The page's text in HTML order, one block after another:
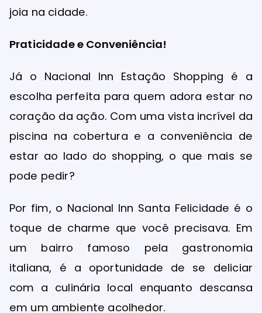
joia na cidade.
Praticidade e Conveniência!
Já o Nacional Inn Estação Shopping é a
escolha perfeita para quem adora estar no
coração da ação. Com uma vista incrível da
piscina na cobertura e a conveniência de
estar ao lado do shopping, o que mais se
pode pedir?
Por fim, o Nacional Inn Santa Felicidade é o
toque de charme que você precisava. Em
um bairro famoso pela gastronomia
italiana, é a oportunidade de se deliciar
com a culinária local enquanto descansa
em um ambiente acolhedor.